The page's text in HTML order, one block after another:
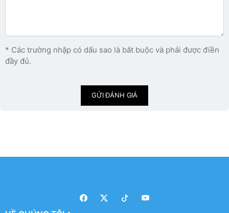
* Các trường nhập có dấu sao là bắt buộc và phải được điền
đầy đủ.
GỬI ĐÁNH GIÁ